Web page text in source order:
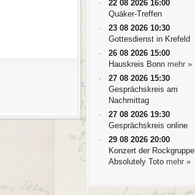
22 08 2026 16:00
Quäker-Treffen
23 08 2026 10:30
Gottesdienst in Krefeld
26 08 2026 15:00
Hauskreis Bonn mehr »
27 08 2026 15:30
Gesprächskreis am
Nachmittag
27 08 2026 19:30
Gesprächskreis online
29 08 2026 20:00
Konzert der Rockgruppe
Absolutely Toto mehr »